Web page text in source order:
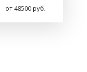
от 48500 руб.